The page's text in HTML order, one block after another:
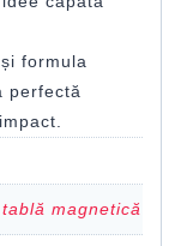
formula
perfectă
magnetică